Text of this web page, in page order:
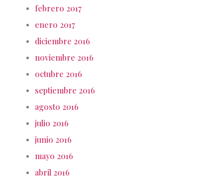
febrero 2017
enero 2017
diciembre 2016
noviembre 2016
octubre 2016
septiembre 2016
agosto 2016
julio 2016
junio 2016
mayo 2016
abril 2016